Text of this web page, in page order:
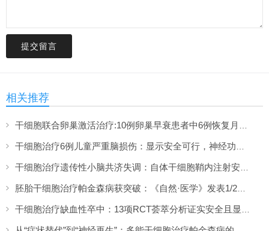
提交留言
相关推荐
干细胞联合卵巢激活治疗:10例卵巢早衰患者中6例恢复月经,一年随访证实安全
干细胞治疗6例儿童严重脑损伤：显示安全可行，神经功能改善信号值得关注
干细胞治疗遗传性小脑共济失调：自体干细胞鞘内注射安全性与初步疗效解读
胚胎干细胞治疗帕金森病获突破：《自然·医学》发表1/2期临床12个月随访数据
干细胞治疗缺血性卒中：13项RCT荟萃分析证实安全且显著改善长期功能预后